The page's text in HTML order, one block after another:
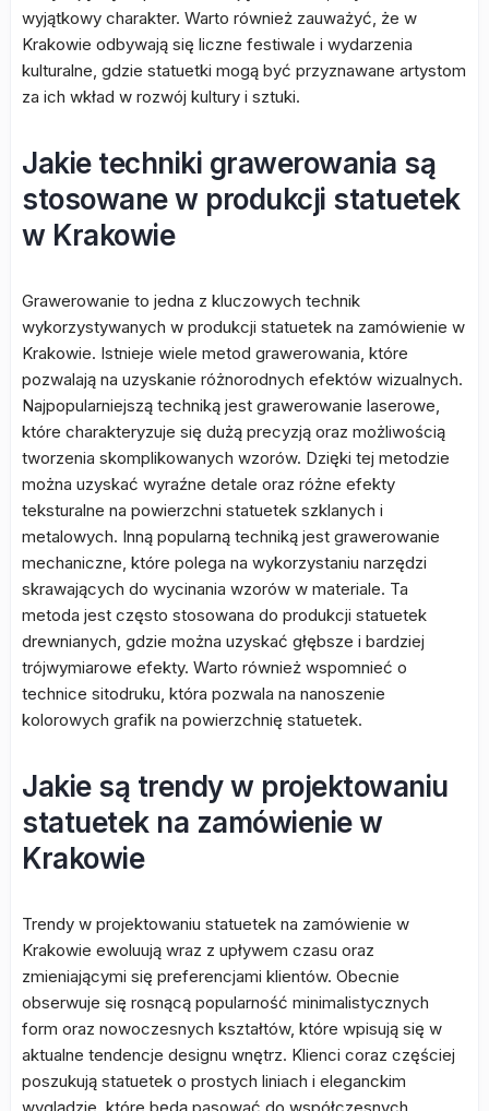
wyjątkowy charakter. Warto również zauważyć, że w
Krakowie odbywają się liczne festiwale i wydarzenia
kulturalne, gdzie statuetki mogą być przyznawane artystom
za ich wkład w rozwój kultury i sztuki.
Jakie techniki grawerowania są
stosowane w produkcji statuetek
w Krakowie
Grawerowanie to jedna z kluczowych technik
wykorzystywanych w produkcji statuetek na zamówienie w
Krakowie. Istnieje wiele metod grawerowania, które
pozwalają na uzyskanie różnorodnych efektów wizualnych.
Najpopularniejszą techniką jest grawerowanie laserowe,
które charakteryzuje się dużą precyzją oraz możliwością
tworzenia skomplikowanych wzorów. Dzięki tej metodzie
można uzyskać wyraźne detale oraz różne efekty
teksturalne na powierzchni statuetek szklanych i
metalowych. Inną popularną techniką jest grawerowanie
mechaniczne, które polega na wykorzystaniu narzędzi
skrawających do wycinania wzorów w materiale. Ta
metoda jest często stosowana do produkcji statuetek
drewnianych, gdzie można uzyskać głębsze i bardziej
trójwymiarowe efekty. Warto również wspomnieć o
technice sitodruku, która pozwala na nanoszenie
kolorowych grafik na powierzchnię statuetek.
Jakie są trendy w projektowaniu
statuetek na zamówienie w
Krakowie
Trendy w projektowaniu statuetek na zamówienie w
Krakowie ewoluują wraz z upływem czasu oraz
zmieniającymi się preferencjami klientów. Obecnie
obserwuje się rosnącą popularność minimalistycznych
form oraz nowoczesnych kształtów, które wpisują się w
aktualne tendencje designu wnętrz. Klienci coraz częściej
poszukują statuetek o prostych liniach i eleganckim